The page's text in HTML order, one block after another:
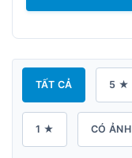
TẤT CẢ 5 ★
1 ★ CÓ ẢNH